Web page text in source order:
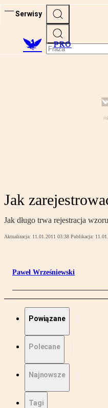
Serwisy
PRO
Jak
Jak długo trwa rejestracja
Aktualizacja: 11.01.2011 03:38 Publikacja:
Paweł Wrześniewski
Powiązane
Polecane
Najnowsze
Tagi